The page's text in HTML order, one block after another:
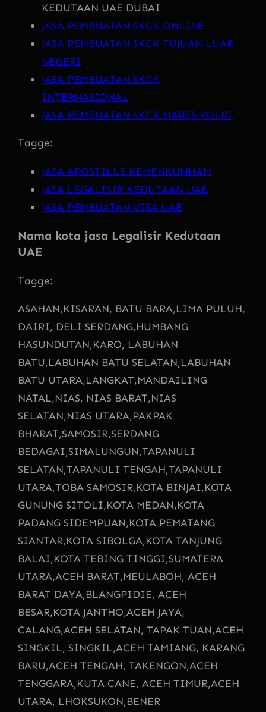
KEDUTAAN UAE DUBAI
JASA PEMBUATAN SKCK ONLINE
JASA PEMBUATAN SKCK TUJUAN LUAR
NEGERI
JASA PEMBUATAN SKCK
INTERNASIONAL
JASA PEMBUATAN SKCK MABES POLRI
Tagge:
JASA APOSTILLE KEMENKUMHAM
JASA LEGALISIR KEDUTAAN UAE
JASA PEMBUATAN VISA UAE
Nama kota jasa Legalisir Kedutaan
UAE
Tagge:
ASAHAN,KISARAN, BATU BARA,LIMA PULUH,
DAIRI, DELI SERDANG,HUMBANG
HASUNDUTAN,KARO, LABUHAN
BATU,LABUHAN BATU SELATAN,LABUHAN
BATU UTARA,LANGKAT,MANDAILING
NATAL,NIAS, NIAS BARAT,NIAS
SELATAN,NIAS UTARA,PAKPAK
BHARAT,SAMOSIR,SERDANG
BEDAGAI,SIMALUNGUN,TAPANULI
SELATAN,TAPANULI TENGAH,TAPANULI
UTARA,TOBA SAMOSIR,KOTA BINJAI,KOTA
GUNUNG SITOLI,KOTA MEDAN,KOTA
PADANG SIDEMPUAN,KOTA PEMATANG
SIANTAR,KOTA SIBOLGA,KOTA TANJUNG
BALAI,KOTA TEBING TINGGI,SUMATERA
UTARA,ACEH BARAT,MEULABOH, ACEH
BARAT DAYA,BLANGPIDIE, ACEH
BESAR,KOTA JANTHO,ACEH JAYA,
CALANG,ACEH SELATAN, TAPAK TUAN,ACEH
SINGKIL, SINGKIL,ACEH TAMIANG, KARANG
BARU,ACEH TENGAH, TAKENGON,ACEH
TENGGARA,KUTA CANE, ACEH TIMUR,ACEH
UTARA, LHOKSUKON,BENER